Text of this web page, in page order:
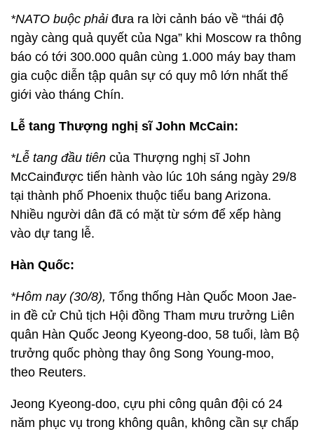
*NATO buộc phảiđưa ra lời cảnh báo về “thái độ
ngày càng quả quyết của Nga” khi Moscow ra thông
báo có tới 300.000 quân cùng 1.000 máy bay tham
gia cuộc diễn tập quân sự có quy mô lớn nhất thế
giới vào tháng Chín.
Lễ tang Thượng nghị sĩ John McCain:
*Lễ tang đầu tiên của Thượng nghị sĩ John
McCainđược tiến hành vào lúc 10h sáng ngày 29/8
tại thành phố Phoenix thuộc tiểu bang Arizona.
Nhiều người dân đã có mặt từ sớm để xếp hàng
vào dự tang lễ.
Hàn Quốc:
*Hôm nay (30/8), Tổng thống Hàn Quốc Moon Jae-
in đề cử Chủ tịch Hội đồng Tham mưu trưởng Liên
quân Hàn Quốc Jeong Kyeong-doo, 58 tuổi, làm Bộ
trưởng quốc phòng thay ông Song Young-moo,
theo Reuters.
Jeong Kyeong-doo, cựu phi công quân đội có 24
năm phục vụ trong không quân, không cần sự chấp